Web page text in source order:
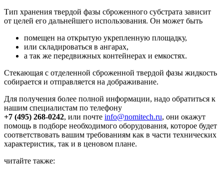
Тип хранения твердой фазы сброженного субстрата зависит
от целей его дальнейшего использования. Он может быть
помещен на открытую укрепленную площадку,
или складироваться в ангарах,
а так же передвижных контейнерах и емкостях.
Стекающая с отделенной сброженной твердой фазы жидкость
собирается и отправляется на дображивание.
Для получения более полной информации, надо обратиться к
нашим специалистам по телефону
+7 (495) 268-0242, или почте info@nomitech.ru, они окажут
помощь в подборе необходимого оборудования, которое будет
соответствовать вашим требованиям как в части технических
характеристик, так и в ценовом плане.
читайте также: